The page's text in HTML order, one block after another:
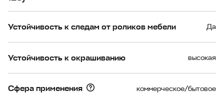
Устойчивость к следам от роликов мебели Да
Устойчивость к окрашиванию высокая
Сфера применения коммерческое/бытовое